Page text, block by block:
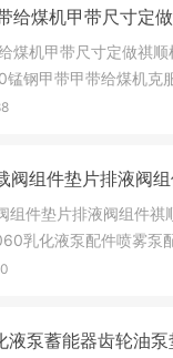
经
给煤机甲带尺寸定做
煤机甲带尺寸定做祺顺
钢甲带甲带给煤机克
的弱点，采用优质锰
有
阀组件垫片排液阀
组件垫片排液阀组件祺
乳化液泵配件喷雾泵
乳化液泵配件和
31.5 BRW31
泵蓄能器齿轮油泵